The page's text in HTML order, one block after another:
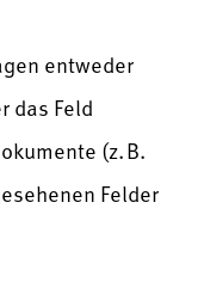
entweder
das Feld
(z. B.
Felder